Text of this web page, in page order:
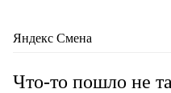
Яндекс Смена
Что-то пошло не